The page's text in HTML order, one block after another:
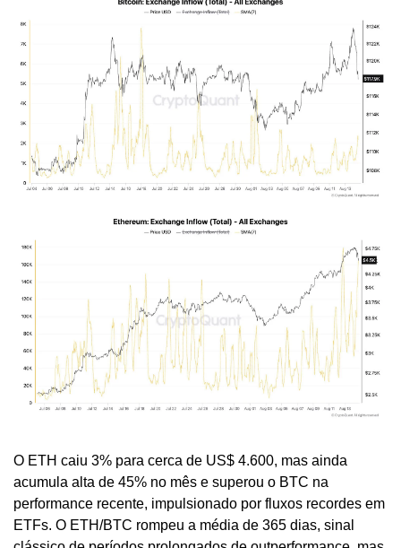
O ETH caiu 3% para cerca de US$ 4.600, mas ainda
acumula alta de 45% no mês e superou o BTC na
performance recente, impulsionado por fluxos recordes em
ETFs. O ETH/BTC rompeu a média de 365 dias, sinal